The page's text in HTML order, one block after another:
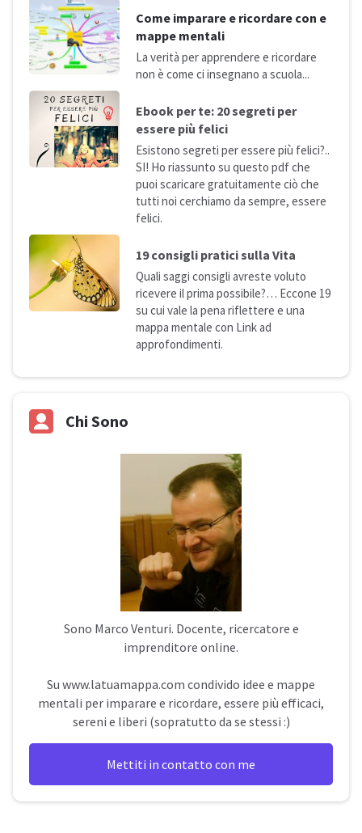
Come imparare e ricordare con e
mappe mentali
La verità per apprendere e ricordare
non è come ci insegnano a scuola...
Ebook per te: 20 segreti per
essere più felici
Esistono segreti per essere più felici?..
SI! Ho riassunto su questo pdf che
puoi scaricare gratuitamente ciò che
tutti noi cerchiamo da sempre, essere
felici.
19 consigli pratici sulla Vita
Quali saggi consigli avreste voluto
ricevere il prima possibile?… Eccone 19
su cui vale la pena riflettere e una
mappa mentale con Link ad
approfondimenti.
Chi Sono
Sono Marco Venturi. Docente, ricercatore e
imprenditore online.
Su www.latuamappa.com condivido idee e mappe
mentali per imparare e ricordare, essere più efficaci,
sereni e liberi (sopratutto da se stessi :)
Mettiti in contatto con me